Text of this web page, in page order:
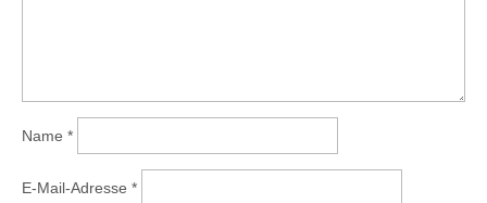
Name *
E-Mail-Adresse *